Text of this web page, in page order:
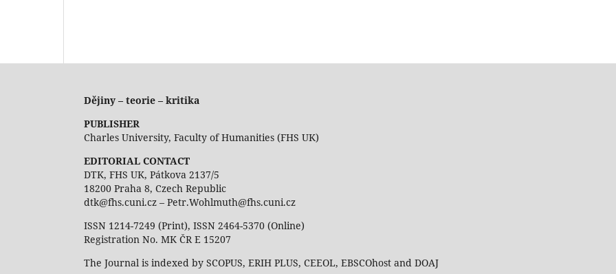
Dějiny – teorie – kritika
PUBLISHER
Charles University, Faculty of Humanities (FHS UK)
EDITORIAL CONTACT
DTK, FHS UK, Pátkova 2137/5
18200 Praha 8, Czech Republic
dtk@fhs.cuni.cz – Petr.Wohlmuth@fhs.cuni.cz
ISSN 1214-7249 (Print), ISSN 2464-5370 (Online)
Registration No. MK ČR E 15207
The Journal is indexed by SCOPUS, ERIH PLUS, CEEOL, EBSCOhost and DOAJ